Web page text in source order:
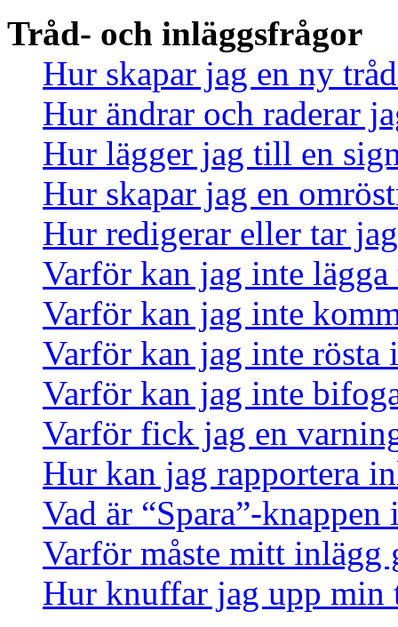
Tråd- och inläggsfrågor
Hur skapar jag en ny
Hur ändrar och raderar
Hur lägger jag till en
Hur skapar jag en
Hur redigerar eller tar
Varför kan jag inte
Varför kan jag inte
Varför kan jag inte rösta
Varför kan jag inte
Varför fick jag en
Hur kan jag rapportera
Vad är “Spara”-
Varför måste mitt inlägg
Hur knuffar jag upp min